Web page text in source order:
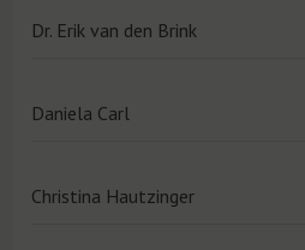
Dr. Erik van den Brink
Daniela Carl
Christina Hautzinger